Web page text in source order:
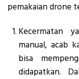
pemakaian drone
Kecermatan
manual, acab
bisa
didapatkan.